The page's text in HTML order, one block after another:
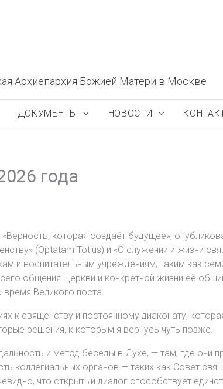
Архиепархия Божией Матери в Москве
ДОКУМЕНТЫ НОВОСТИ
года
которая создаёт будущее»,
(Optatam Totius) и «О служении и жизни
и воспитательным учреждениям, таким как
общения Церкви и конкретной жизни её
Великого поста.
к священству и постоянному диаконату,
решения, к которым я вернусь чуть позже.
и метод беседы в Духе, — там, где они
коллегиальных органов — таких как Совет
что открытый диалог способствует